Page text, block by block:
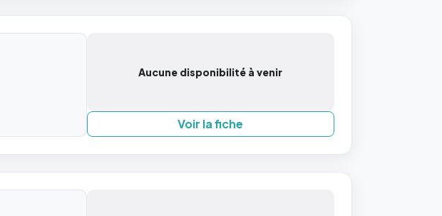
Aucune disponibilité à venir
Voir la fiche